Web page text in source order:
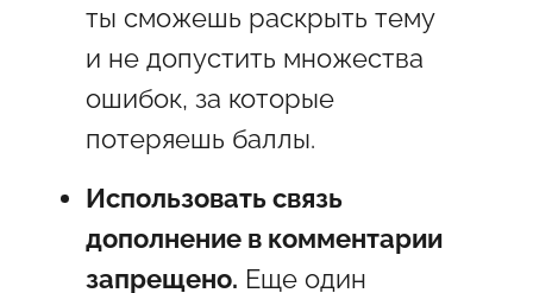
ты сможешь раскрыть тему
и не допустить множества
ошибок, за которые
потеряешь баллы.
Использовать связь
дополнение в комментарии
запрещено. Еще один